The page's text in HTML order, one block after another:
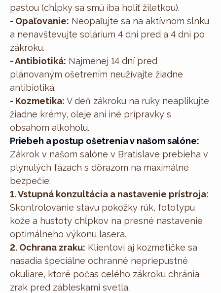
pastou (chĺpky sa smú iba holiť žiletkou).
- Opaľovanie: Neopaľujte sa na aktívnom slnku
a nenavštevujte solárium 4 dni pred a 4 dni po
zákroku.
- Antibiotiká: Najmenej 14 dní pred
plánovaným ošetrením neužívajte žiadne
antibiotiká.
- Kozmetika: V deň zákroku na ruky neaplikujte
žiadne krémy, oleje ani iné prípravky s
obsahom alkoholu.
Priebeh a postup ošetrenia v našom salóne:
Zákrok v našom salóne v Bratislave prebieha v
plynulých fázach s dôrazom na maximálne
bezpečie:
1. Vstupná konzultácia a nastavenie prístroja:
Skontrolovanie stavu pokožky rúk, fototypu
kože a hustoty chĺpkov na presné nastavenie
optimálneho výkonu lasera.
2. Ochrana zraku: Klientovi aj kozmetičke sa
nasadia špeciálne ochranné nepriepustné
okuliare, ktoré počas celého zákroku chránia
zrak pred zábleskami svetla.